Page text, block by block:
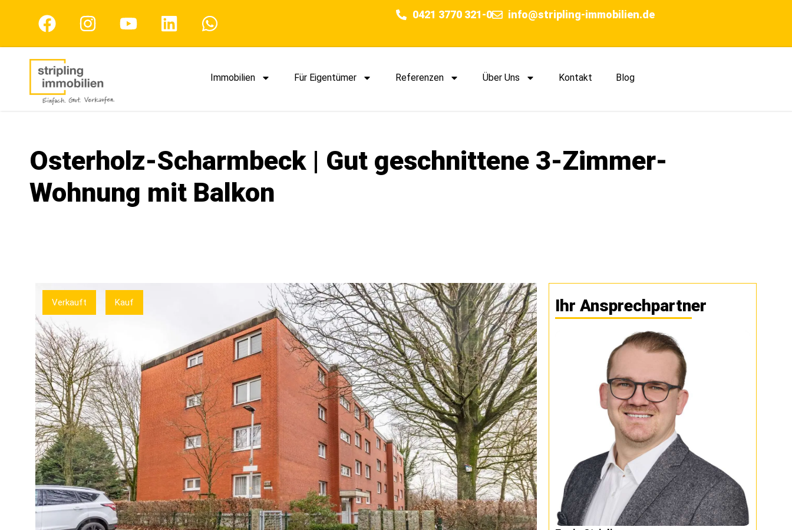
0421 3770 321-0 info@stripling-immobilien.de
Immobilien Für Eigentümer Referenzen Über Uns Kontakt Blog
Osterholz-Scharmbeck | Gut geschnittene 3-Zimmer-
Wohnung mit Balkon
Verkauft Kauf Ihr Ansprechpartner